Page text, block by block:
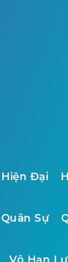
Hiện Đại
Quân Sự